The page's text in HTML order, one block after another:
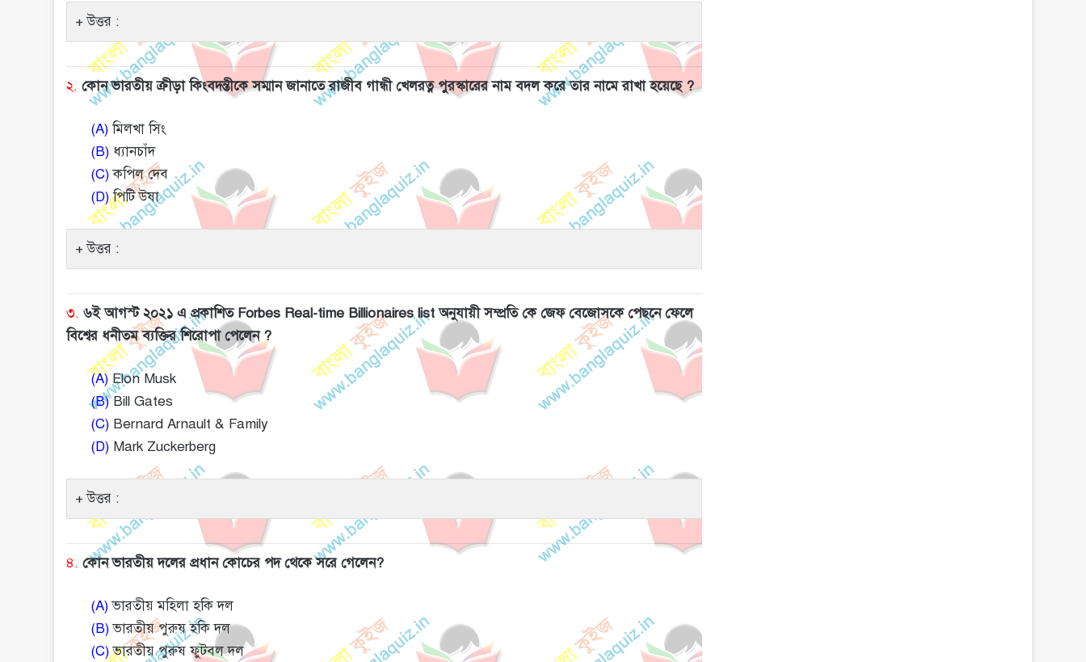
উত্তর :
২. কোন ভারতীয় ক্রীড়া কিংবদন্তীকে সম্মান জানাতে রাজীব গান্ধী খেলরত্ন পুরস্কারের নাম বদল করে তার নামে রাখা হয়েছে ?
(A)মিলখা সিং
(B) ধ্যানচাঁদ
(C)কপিল দেব
(D)পিটি উষা
উত্তর :
৩. ৬ই আগস্ট ২০২১ এ প্রকাশিত Forbes Real-time Billionaires list অনুযায়ী সম্প্রতি কে জেফ বেজোসকে পেছনে ফেলে
বিশ্বের ধনীতম ব্যক্তির শিরোপা পেলেন ?
(A) Elon Musk
(B)Bill Gates
(C) Bernard Arnault & Family
(D) Mark Zuckerberg
উত্তর :
৪. কোন ভারতীয় দলের প্রধান কোচের পদ থেকে সরে গেলেন?
(A)ভারতীয় মহিলা হকি দল
(B)ভারতীয় পুরুষ হকি দল
(C)ভারতীয় পুরুষ ফুটবল দল